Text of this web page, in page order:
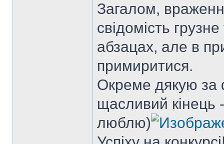
Загалом,
свідомість
абзацах, але в
примиритися.
Окреме дякую за
щасливий
люблю)